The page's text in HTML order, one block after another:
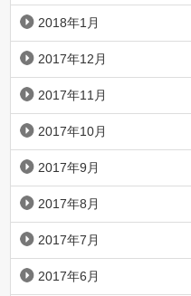
2018年1月
2017年12月
2017年11月
2017年10月
2017年9月
2017年8月
2017年7月
2017年6月